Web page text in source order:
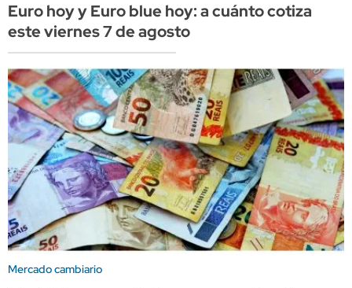
Euro hoy y Euro blue hoy: a cuánto cotiza
este viernes 7 de agosto
Mercado cambiario